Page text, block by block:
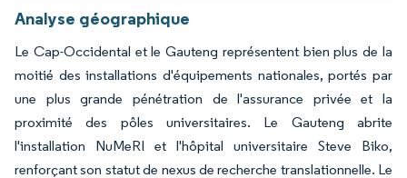
Analyse géographique
Le Cap-Occidental et le Gauteng représentent bien plus de la
moitié des installations d'équipements nationales, portés par
une plus grande pénétration de l'assurance privée et la
proximité des pôles universitaires. Le Gauteng abrite
l'installation NuMeRI et l'hôpital universitaire Steve Biko,
renforçant son statut de nexus de recherche translationnelle. Le